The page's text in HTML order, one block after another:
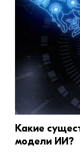
Какие
модели ИИ?